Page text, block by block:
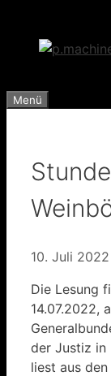
springen
Menü
10. Juli 2022
Die Lesung
14.07.2022,
der Justiz in
liest aus